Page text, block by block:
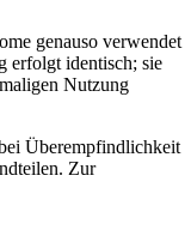
genauso verwendet
erfolgt identisch; sie
Nutzung
Überempfindlichkeit
Zur